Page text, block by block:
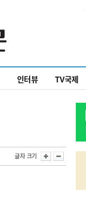
인터뷰 TV국제
글자 크기